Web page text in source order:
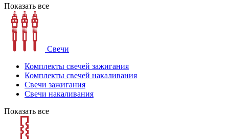
Показать все
Свечи
Комплекты свечей зажигания
Комплекты свечей накаливания
Свечи зажигания
Свечи накаливания
Показать все